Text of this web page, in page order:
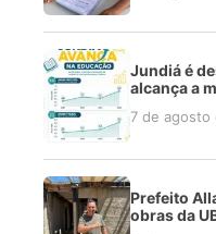
Jundiá é
alcança a
7 de agosto
Prefeito
obras da